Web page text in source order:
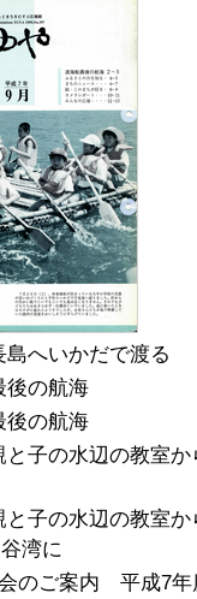
へいかだで渡る
の航海
の航海
子の水辺の教室
子の水辺の教室
湾に
のご案内 平成7年